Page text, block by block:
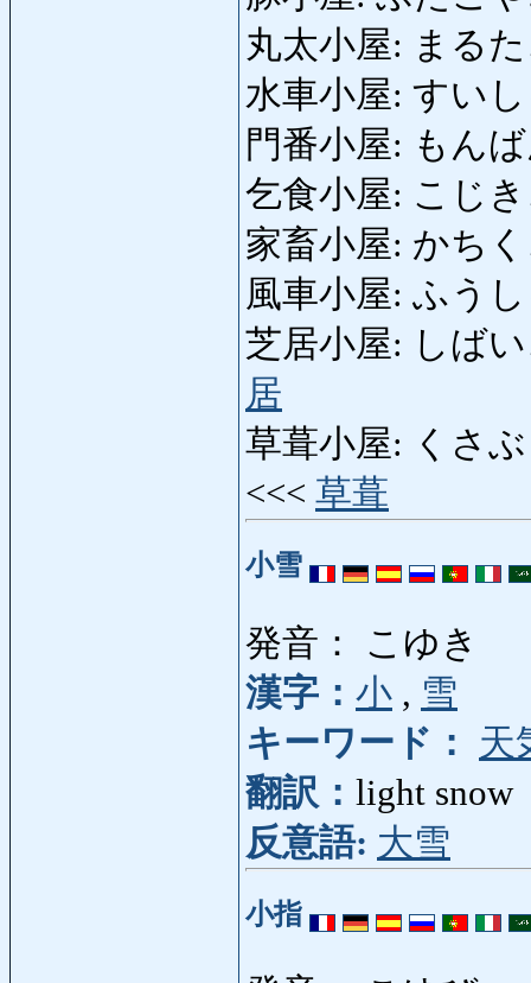
丸太小屋: まる
水車小屋: すい
門番小屋: もん
乞食小屋: こじ
家畜小屋: かち
風車小屋: ふう
芝居小屋: しばい
居
草葺小屋: くさぶ
<<< 草葺
小雪
発音： こゆき
漢字： 小 , 雪
キーワード：
天
翻訳： light snow
反意語: 大雪
小指